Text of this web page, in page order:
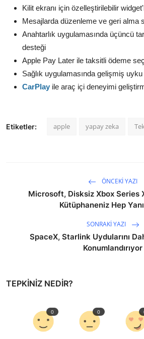
Kilit ekranı için özelleştirilebilir
Mesajlarda düzenleme ve geri alma
Anahtarlık uygulamasında üçüncü
desteği
Apple Pay Later ile taksitli ödeme
Sağlık uygulamasında gelişmiş
CarPlay ile araç içi deneyimi
Etiketler: apple yapay zeka
ÖNCEKI YAZI
Microsoft, Disksiz Xbox Series
Kütüphaneniz Hep
SONRAKI YAZI
SpaceX, Starlink Uydularını
Konumlandırıyor
TEPKINIZ NEDIR?
0 0